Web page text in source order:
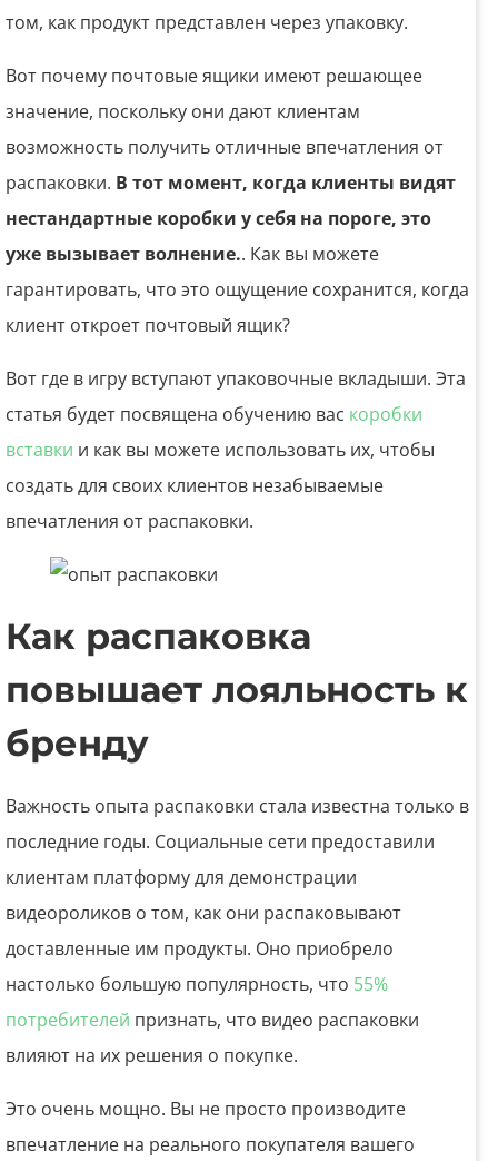
том, как продукт представлен через упаковку.
Вот почему почтовые ящики имеют решающее
значение, поскольку они дают клиентам
возможность получить отличные впечатления от
распаковки. В тот момент, когда клиенты видят
нестандартные коробки у себя на пороге, это
уже вызывает волнение.. Как вы можете
гарантировать, что это ощущение сохранится, когда
клиент откроет почтовый ящик?
Вот где в игру вступают упаковочные вкладыши. Эта
статья будет посвящена обучению вас коробки
вставки и как вы можете использовать их, чтобы
создать для своих клиентов незабываемые
впечатления от распаковки.
Как распаковка
повышает лояльность к
бренду
Важность опыта распаковки стала известна только в
последние годы. Социальные сети предоставили
клиентам платформу для демонстрации
видеороликов о том, как они распаковывают
доставленные им продукты. Оно приобрело
настолько большую популярность, что 55%
потребителей признать, что видео распаковки
влияют на их решения о покупке.
Это очень мощно. Вы не просто производите
впечатление на реального покупателя вашего